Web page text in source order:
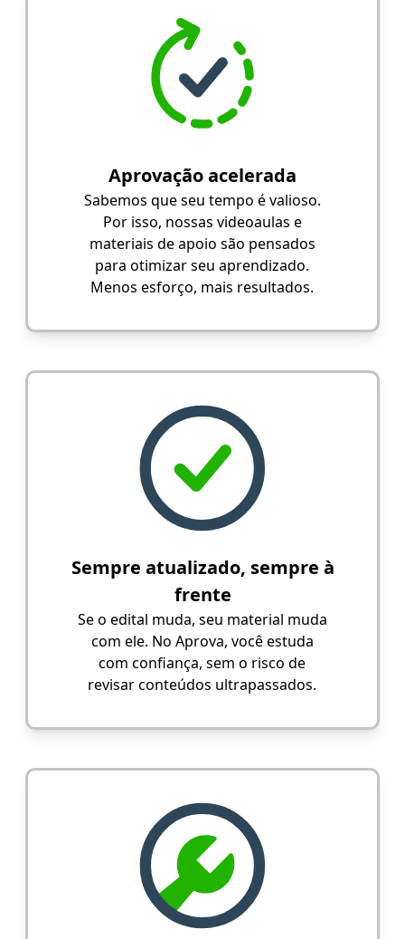
Aprovação acelerada
Sabemos que seu tempo é valioso.
Por isso, nossas videoaulas e
materiais de apoio são pensados
para otimizar seu aprendizado.
Menos esforço, mais resultados.
Sempre atualizado, sempre à
frente
Se o edital muda, seu material muda
com ele. No Aprova, você estuda
com confiança, sem o risco de
revisar conteúdos ultrapassados.